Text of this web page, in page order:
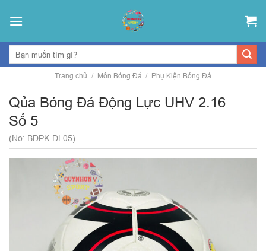
Trang chủ / Môn Bóng Đá / Phụ Kiện Bóng Đá
Qủa Bóng Đá Động Lực UHV 2.16
Số 5
(No: BDPK-DL05)